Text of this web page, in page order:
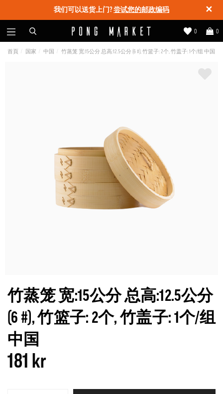
✕
我们可以送货上门?尝试您的邮政编码
0
0
首頁 国家 中国 竹蒸笼 宽:15公分 总高:12.5公分 (6 #), 竹篮子: 2个, 竹盖子: 1个/组 中国
竹蒸笼 宽:15公分 总高:12.5公分
(6 #), 竹篮子: 2个, 竹盖子: 1个/组
中国
181 kr